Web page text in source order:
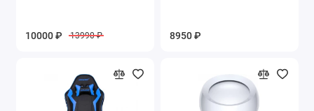
10000 ₽ 13990 ₽ 8950 ₽